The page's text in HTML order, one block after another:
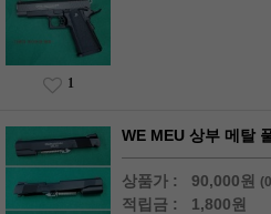
1
WE MEU 상부 메탈
상품가 : 90,000원
적립금 : 1,800원